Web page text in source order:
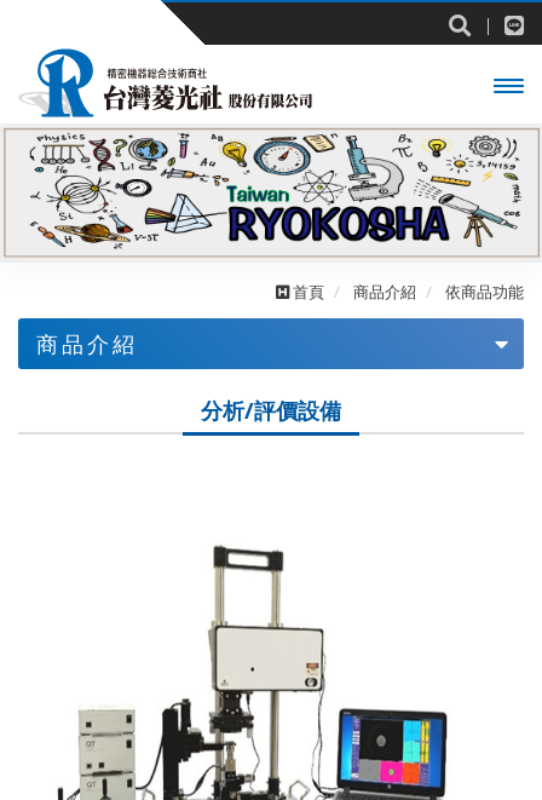
主選
單
首頁 商品介紹 依商品功能
商品介紹
其他
製造相關
分析/評價設備